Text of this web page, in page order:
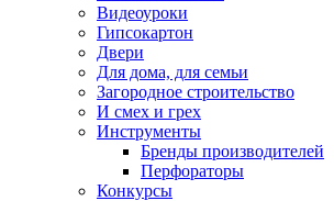
Видеоуроки
Гипсокартон
Двери
Для дома, для семьи
Загородное строительство
И смех и грех
Инструменты
Бренды производителей
Перфораторы
Конкурсы